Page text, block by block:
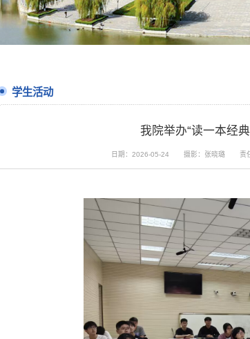
学生活动
我院举办“读一本经
日期：2026-05-24 摄影：张晓璐 责